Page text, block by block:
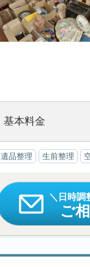
基本料金
遺品整理 生前整理
日時調
ご